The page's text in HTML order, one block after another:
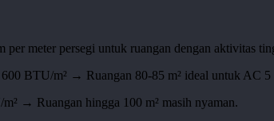
meter persegi untuk ruangan dengan aktivitas
600 BTU/m² → Ruangan 80-85 m² ideal untuk AC 5
→ Ruangan hingga 100 m² masih nyaman.